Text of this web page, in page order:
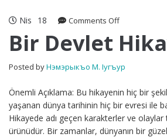
Nis 18 Comments Offon
Devlet
Bir Devlet
Posted byНэмэрыкъо М. Iугъур
Önemli Açıklama: Bu hikayenin hiç bir
yaşanan dünya tarihinin hiç bir evresi ile
Hikayede adı geçen karakterler ve
ürünüdür. Bir zamanlar, dünyanın bir